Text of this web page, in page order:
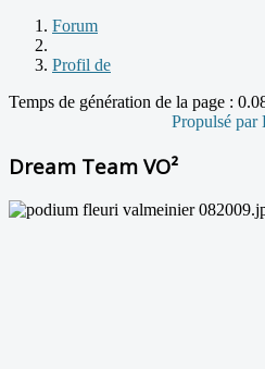
Forum
Profil de
Temps de génération de la page :
Propulsé par
Dream Team VO²